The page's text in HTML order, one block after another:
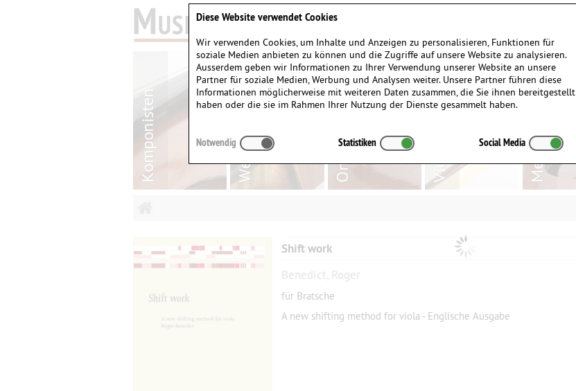
Shift work
Benedict, Roger
für Bratsche
A new shifting method for viola - Englische Ausgabe
Diese Website verwendet Cookies
Wir verwenden Cookies, um Inhalte und Anzeigen zu personalisieren, Funktionen für
soziale Medien anbieten zu können und die Zugriffe auf unsere Website zu analysieren.
Ausserdem geben wir Informationen zu Ihrer Verwendung unserer Website an unsere
Partner für soziale Medien, Werbung und Analysen weiter. Unsere Partner führen diese
Informationen möglicherweise mit weiteren Daten zusammen, die Sie ihnen bereitgestellt
haben oder die sie im Rahmen Ihrer Nutzung der Dienste gesammelt haben.
Notwendig Statistiken Social Media